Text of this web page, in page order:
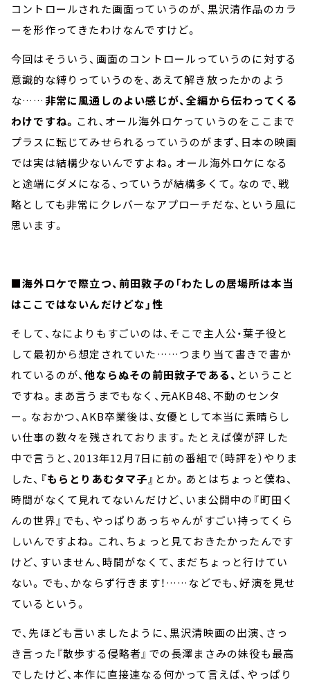
コントロールされた画面っていうのが、黒沢清作品のカラ
ーを形作ってきたわけなんですけど。
今回はそういう、画面のコントロールっていうのに対する
意識的な縛りっていうのを、あえて解き放ったかのよう
な……非常に風通しのよい感じが、全編から伝わってくる
わけですね。 これ、オール海外ロケっていうのをここまで
プラスに転じてみせられるっていうのがまず、日本の映画
では実は結構少ないんですよね。オール海外ロケになる
と途端にダメになる、っていうが結構多くて。なので、戦
略としても非常にクレバーなアプローチだな、という風に
思います。
■海外ロケで際立つ、前田敦子の「わたしの居場所は本当
はここではないんだけどな」性
そして、なによりもすごいのは、そこで主人公・葉子役と
して最初から想定されていた……つまり当て書きで書か
れているのが、他ならぬその前田敦子である、 ということ
ですね。まあ言うまでもなく、元AKB48、不動のセンタ
ー。なおかつ、AKB卒業後は、女優として本当に素晴らし
い仕事の数々を残されております。たとえば僕が評した
中で言うと、2013年12月7日に前の番組で（時評を）やりま
した、 『もらとりあむタマ子』 とか。あとはちょっと僕ね、
時間がなくて見れてないんだけど、いま公開中の『町田く
んの世界』でも、やっぱりあっちゃんがすごい持ってくら
しいんですよね。これ、ちょっと見ておきたかったんです
けど、すいません、時間がなくて、まだちょっと行けてい
ない。でも、かならず行きます！……などでも、好演を見せ
ているという。
で、先ほども言いましたように、黒沢清映画の出演、さっ
き言った『散歩する侵略者』での長澤まさみの妹役も最高
でしたけど、本作に直接連なる何かって言えば、やっぱり